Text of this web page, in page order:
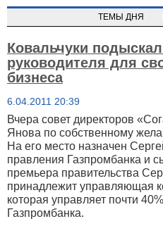
ТЕМЫ ДНЯ
Ковальчуки
руководителя для
бизнеса
6.04.2011 20:39
Вчера совет директоров
Янова по собственному
На его место назначен
правления Газпромбанка и
премьера правительства
принадлежит управляющая
которая управляет почти
Газпромбанка.